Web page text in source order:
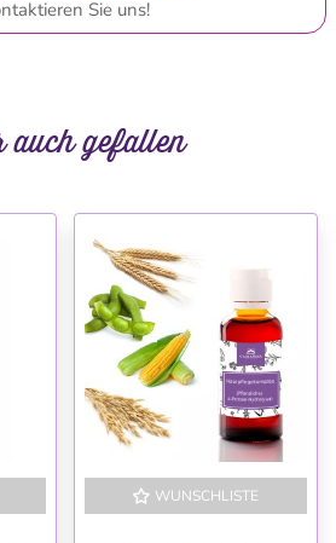
Sie uns!
gefallen
WUNSCHLISTE